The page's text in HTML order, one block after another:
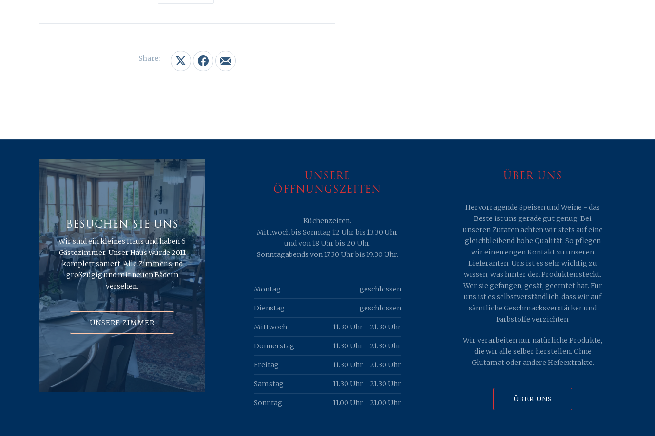
Share:
Share on XShare on Facebook
Share by Email
BESUCHEN SIE UNS
Wir sind ein kleines Haus und haben 6
Gästezimmer. Unser Haus wurde 2011
komplett saniert. Alle Zimmer sind
großzügig und mit neuen Bädern
versehen.
UNSERE ZIMMER
UNSERE
ÖFFNUNGSZEITEN
Küchenzeiten.
Mittwoch bis Sonntag 12 Uhr bis 13.30 Uhr
und von 18 Uhr bis 20 Uhr.
Sonntagabends von 17.30 Uhr bis 19.30 Uhr.
Montag geschlossen
Dienstag geschlossen
Mittwoch 11.30 Uhr - 21.30 Uhr
Donnerstag 11.30 Uhr - 21.30 Uhr
Freitag 11.30 Uhr - 21.30 Uhr
Samstag 11.30 Uhr - 21.30 Uhr
Sonntag 11.00 Uhr - 21.00 Uhr
ÜBER UNS
Hervorragende Speisen und Weine - das
Beste ist uns gerade gut genug. Bei
unseren Zutaten achten wir stets auf eine
gleichbleibend hohe Qualität. So pflegen
wir einen engen Kontakt zu unseren
Lieferanten. Uns ist es sehr wichtig zu
wissen, was hinter den Produkten steckt.
Wer sie gefangen, gesät, geerntet hat. Für
uns ist es selbstverständlich, dass wir auf
sämtliche Geschmacksverstärker und
Farbstoffe verzichten.
Wir verarbeiten nur natürliche Produkte,
die wir alle selber herstellen. Ohne
Glutamat oder andere Hefeextrakte.
ÜBER UNS